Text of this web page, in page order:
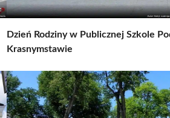
Dzień Rodziny w Publicznej Szkole
Krasnymstawie